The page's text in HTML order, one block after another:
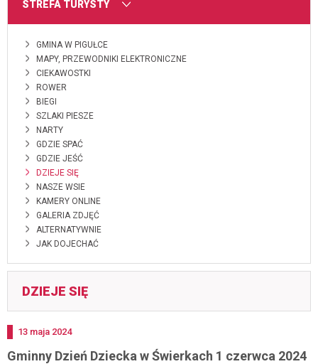
MENU
STREFA TURYSTY
GMINA W PIGUŁCE
MAPY, PRZEWODNIKI ELEKTRONICZNE
CIEKAWOSTKI
ROWER
BIEGI
SZLAKI PIESZE
NARTY
GDZIE SPAĆ
GDZIE JEŚĆ
DZIEJE SIĘ
NASZE WSIE
KAMERY ONLINE
GALERIA ZDJĘĆ
ALTERNATYWNIE
JAK DOJECHAĆ
DZIEJE SIĘ
Dodano
13 maja 2024
Gminny Dzień Dziecka w Świerkach 1 czerwca 2024